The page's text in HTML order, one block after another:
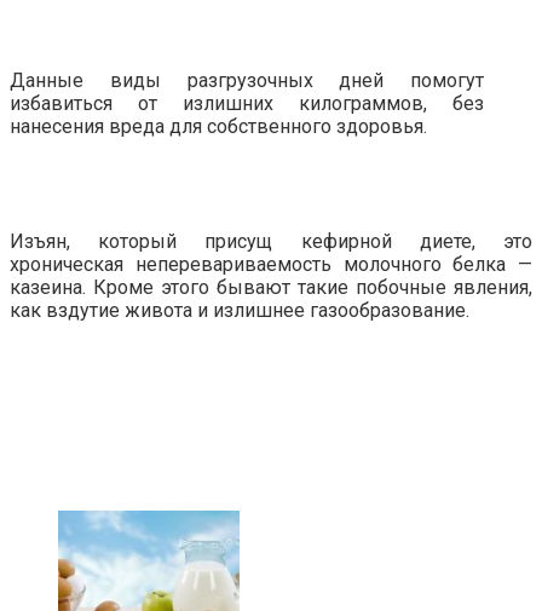
Данные виды разгрузочных дней помогут
избавиться от излишних килограммов, без
нанесения вреда для собственного здоровья.
Изъян, который присущ кефирной диете, это
хроническая неперевариваемость молочного белка —
казеина. Кроме этого бывают такие побочные явления,
как вздутие живота и излишнее газообразование.